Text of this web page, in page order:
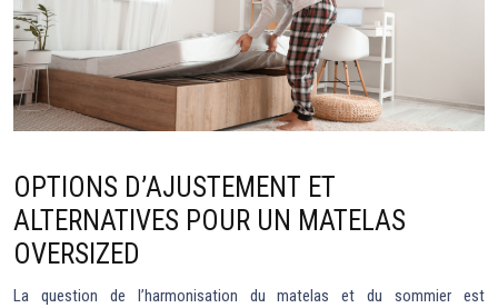
OPTIONS D’AJUSTEMENT ET
ALTERNATIVES POUR UN MATELAS
OVERSIZED
La question de l’harmonisation du matelas et du sommier est